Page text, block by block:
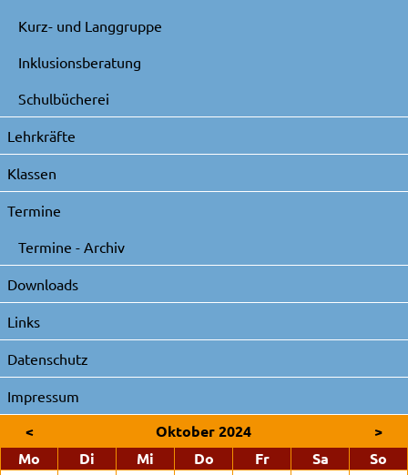
Kurz- und Langgruppe
Inklusionsberatung
Schulbücherei
Lehrkräfte
Klassen
Termine
Termine - Archiv
Downloads
Links
Datenschutz
Impressum
< Oktober 2024
>
Mo
Di enstagMi ttwochDonnerstag
Freitag SamstagSo